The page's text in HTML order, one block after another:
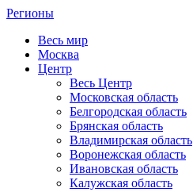
Регионы
Весь мир
Москва
Центр
Весь Центр
Московская область
Белгородская область
Брянская область
Владимирская область
Воронежская область
Ивановская область
Калужская область